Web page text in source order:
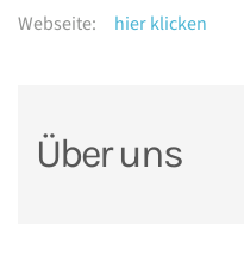
Webseite:
hier klicken
Über uns